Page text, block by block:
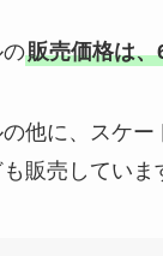
販売価格は
他に、スケー
販売していま